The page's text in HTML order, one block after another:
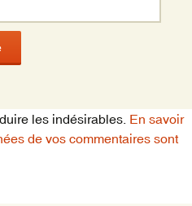
les indésirables. En savoir
de vos commentaires sont